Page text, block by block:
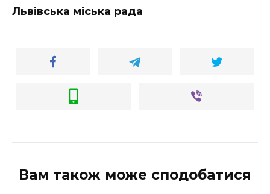
Львівська міська рада
Вам також може сподобатися